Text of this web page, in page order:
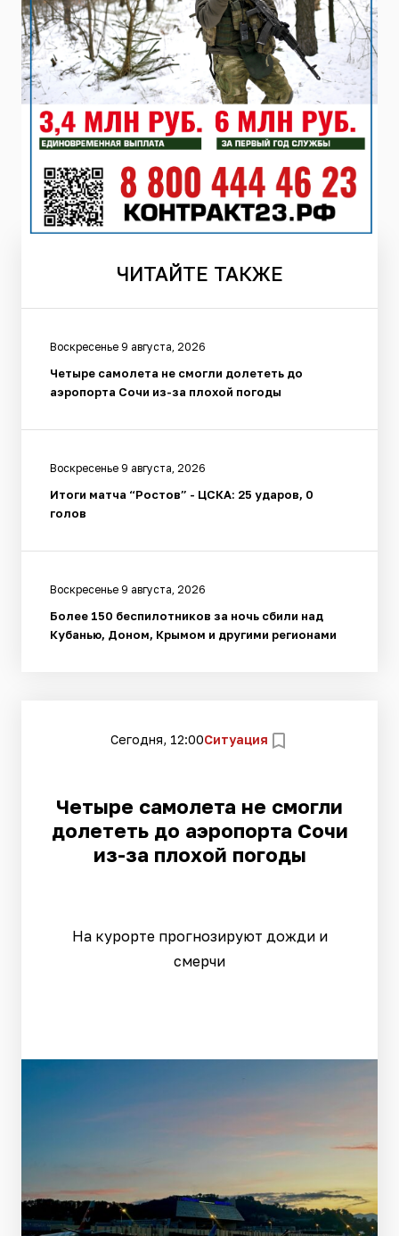
ЧИТАЙТЕ ТАКЖЕ
Воскресенье 9 августа, 2026
Четыре самолета не смогли долететь до
аэропорта Сочи из-за плохой погоды
Воскресенье 9 августа, 2026
Итоги матча “Ростов” - ЦСКА: 25 ударов, 0
голов
Воскресенье 9 августа, 2026
Более 150 беспилотников за ночь сбили над
Кубанью, Доном, Крымом и другими регионами
Сегодня, 12:00Ситуация
Четыре самолета не смогли
долететь до аэропорта Сочи
из-за плохой погоды
На курорте прогнозируют дожди и
смерчи